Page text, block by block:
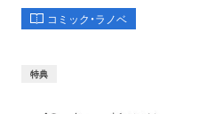
コミック・ラノベ
特典